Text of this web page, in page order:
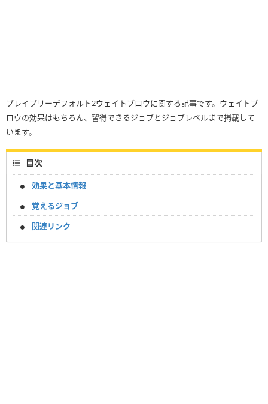
ブレイブリーデフォルト2ウェイトブロウに関する記事です。ウェイトブ
ロウの効果はもちろん、習得できるジョブとジョブレベルまで掲載して
います。
目次
効果と基本情報
覚えるジョブ
関連リンク